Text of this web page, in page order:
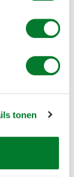
tonen
werk. We